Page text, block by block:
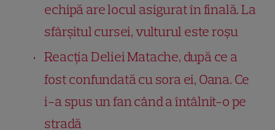
echipă are locul asigurat în finală. La
sfârșitul cursei, vulturul este roșu
Reacția Deliei Matache, după ce a
fost confundată cu sora ei, Oana. Ce
i-a spus un fan când a întâlnit-o pe
stradă